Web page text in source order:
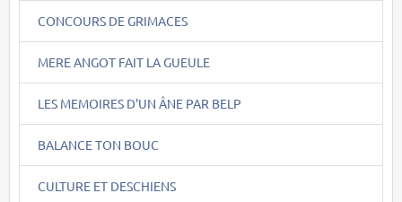
CONCOURS DE GRIMACES
MERE ANGOT FAIT LA GUEULE
LES MEMOIRES D'UN ÂNE PAR BELP
BALANCE TON BOUC
CULTURE ET DESCHIENS